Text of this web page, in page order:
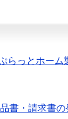
らっとホーム
書・請求書